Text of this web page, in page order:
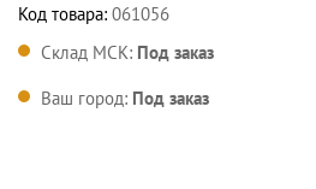
Код товара: 061056
Склад МСК: Под заказ
Ваш город: Под заказ